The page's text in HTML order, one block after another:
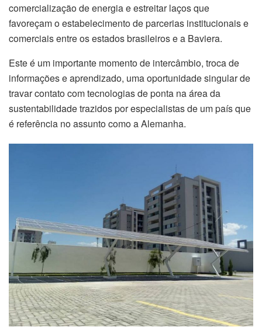
comercialização de energia e estreitar laços que
favoreçam o estabelecimento de parcerias institucionais e
comerciais entre os estados brasileiros e a Baviera.
Este é um importante momento de intercâmbio, troca de
informações e aprendizado, uma oportunidade singular de
travar contato com tecnologias de ponta na área da
sustentabilidade trazidos por especialistas de um país que
é referência no assunto como a Alemanha.